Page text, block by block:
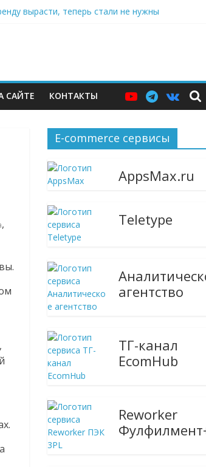
вырасти, теперь стали не нужны
САЙТЕ КОНТАКТЫ
,
E-commerce сервисы
AppsMax.ru
Teletype
агентство
ТГ-канал
EcomHub
Reworker